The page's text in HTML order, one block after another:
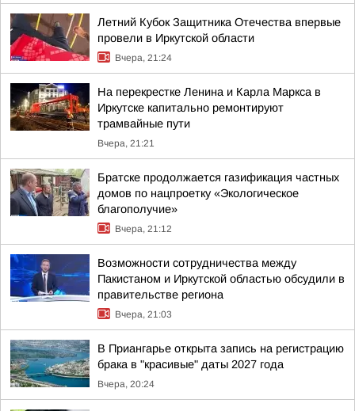
Летний Кубок Защитника Отечества впервые
провели в Иркутской области
Вчера, 21:24
На перекрестке Ленина и Карла Маркса в
Иркутске капитально ремонтируют
трамвайные пути
Вчера, 21:21
Братске продолжается газификация частных
домов по нацпроетку «Экологическое
благополучие»
Вчера, 21:12
Возможности сотрудничества между
Пакистаном и Иркутской областью обсудили в
правительстве региона
Вчера, 21:03
В Приангарье открыта запись на регистрацию
брака в "красивые" даты 2027 года
Вчера, 20:24